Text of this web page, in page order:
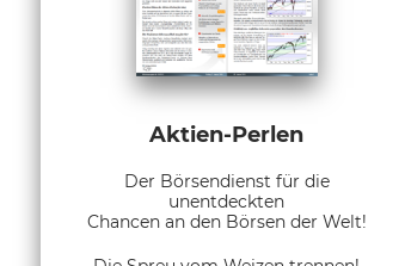
Aktien-Perlen
Der Börsendienst für die
unentdeckten
Chancen an den Börsen der Welt!